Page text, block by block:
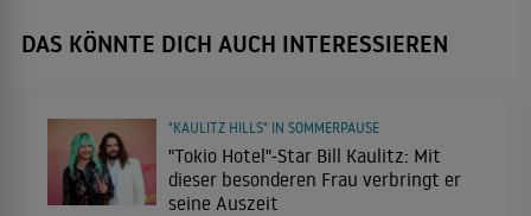
DAS KÖNNTE DICH AUCH INTERESSIEREN
"Tokio Hotel"-Star Bill Kaulitz: Mit
dieser besonderen Frau verbringt er
seine Auszeit
"KAULITZ HILLS" IN SOMMERPAUSE